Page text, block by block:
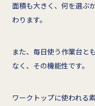
面積も大きく、何を選ぶ
わります。
また、毎日使う作業台と
なく、その機能性です。
ワークトップに使われる